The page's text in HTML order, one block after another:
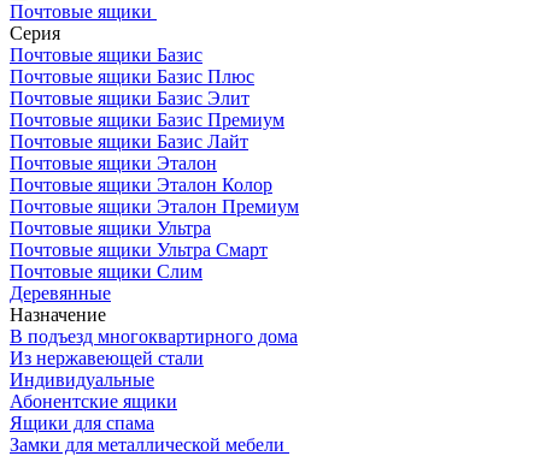
Почтовые ящики
Серия
Почтовые ящики Базис
Почтовые ящики Базис Плюс
Почтовые ящики Базис Элит
Почтовые ящики Базис Премиум
Почтовые ящики Базис Лайт
Почтовые ящики Эталон
Почтовые ящики Эталон Колор
Почтовые ящики Эталон Премиум
Почтовые ящики Ультра
Почтовые ящики Ультра Смарт
Почтовые ящики Слим
Деревянные
Назначение
В подъезд многоквартирного дома
Из нержавеющей стали
Индивидуальные
Абонентские ящики
Ящики для спама
Замки для металлической мебели